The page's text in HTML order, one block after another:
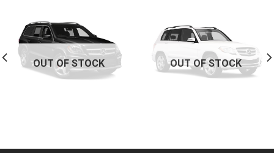
OUT OF STOCK OUT OF STOCK